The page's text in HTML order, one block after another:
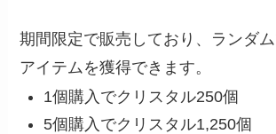
期間限定で販売しており、ランダ
アイテムを獲得できます。
1個購入でクリスタル250個
5個購入でクリスタル1,250個